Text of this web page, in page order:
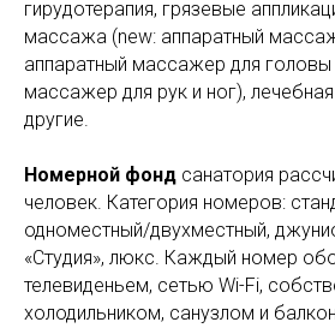
гирудотерапия, грязевые
массажа (new: аппаратный
аппаратный массажер для головы
массажер для рук и ног),
другие.
Номерной фонд санатория
человек. Категория номеров:
одноместный/двухместный,
«Студия», люкс. Каждый номер
телевиденьем, сетью Wi-Fi,
холодильником, санузлом и